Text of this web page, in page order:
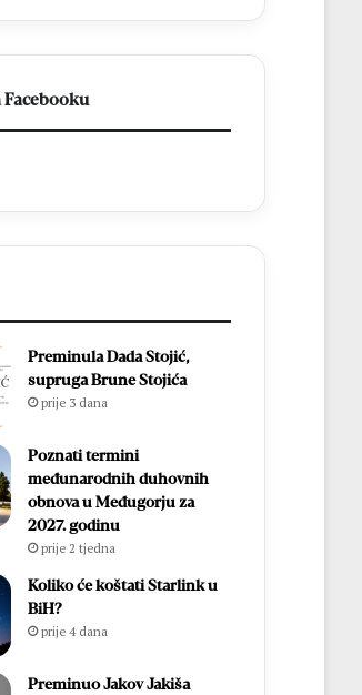
Facebooku
Preminula Dada Stojić,
supruga Brune Stojića
prije 3 dana
Poznati termini
međunarodnih duhovnih
obnova u Međugorju za
2027. godinu
prije 2 tjedna
Koliko će koštati Starlink u
BiH?
prije 4 dana
Preminuo Jakov Jakiša